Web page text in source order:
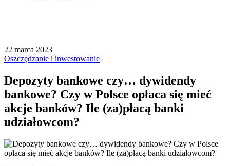
22 marca 2023
Oszczędzanie i inwestowanie
Depozyty bankowe czy… dywidendy
bankowe? Czy w Polsce opłaca się mieć
akcje banków? Ile (za)płacą banki
udziałowcom?